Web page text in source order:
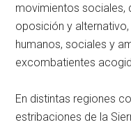
movimientos sociales,
oposición y
humanos, sociales y
excombatientes
En distintas regiones
estribaciones de la